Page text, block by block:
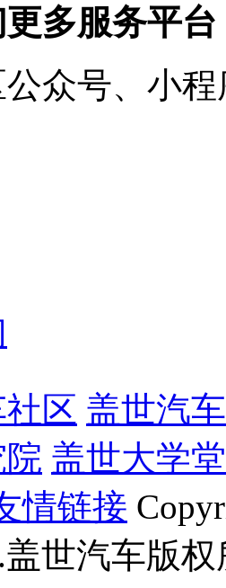
多服务平台
众号、小
区 盖世汽
盖世大学堂
情链接
盖世汽车版